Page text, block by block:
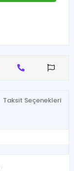
Taksit Seçenekleri